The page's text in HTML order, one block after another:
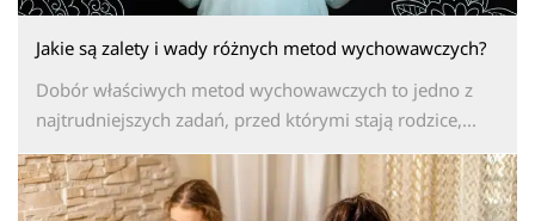
Jakie są zalety i wady różnych metod wychowawczych?
Dobór właściwych metod wychowawczych to jedno z
najtrudniejszych zadań, przed którymi stają rodzice,...